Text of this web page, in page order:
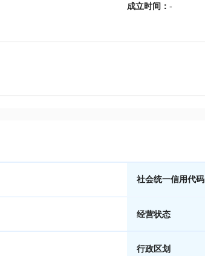
成立时间 ： -
社会统一信用代码
经营状态
行政区划